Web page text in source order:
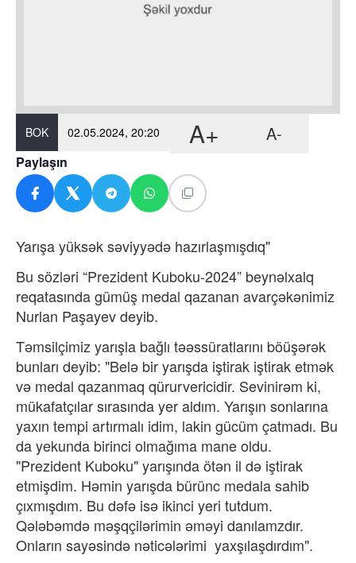
BOK 02.05.2024, 20:20 A+ A-
Paylaşın
Yarışa yüksək səviyyədə hazırlaşmışdıq"
Bu sözləri “Prezident Kuboku-2024” beynəlxalq
reqatasında gümüş medal qazanan avarçəkənimiz
Nurlan Paşayev deyib.
Təmsilçimiz yarışla bağlı təəssüratlarını böüşərək
bunları deyib: "Belə bir yarışda iştirak iştirak etmək
və medal qazanmaq qürurvericidir. Sevinirəm ki,
mükafatçılar sırasında yer aldım. Yarışın sonlarına
yaxın tempi artırmalı idim, lakin gücüm çatmadı. Bu
da yekunda birinci olmağıma mane oldu.
"Prezident Kuboku" yarışında ötən il də iştirak
etmişdim. Həmin yarışda bürünc medala sahib
çıxmışdım. Bu dəfə isə ikinci yeri tutdum.
Qələbəmdə məşqçilərimin əməyi danılamzdır.
Onların sayəsində nəticələrimi yaxşılaşdırdım".